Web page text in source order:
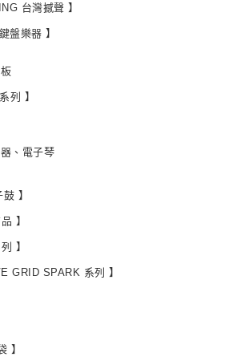
台灣撼聲 】
盤樂器 】
列 】
、電子琴
】
】
】
GRID SPARK 系列 】
】